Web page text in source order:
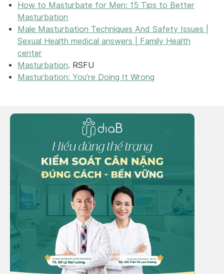
How to Masturbate for Men: 15 Tips to Better
Masturbation
Male Masturbation Techniques And Safety Issues |
Sexual Health medical answers | Family Health
center
Masturbation. RSFU
Masturbation: You’re Doing It Wrong